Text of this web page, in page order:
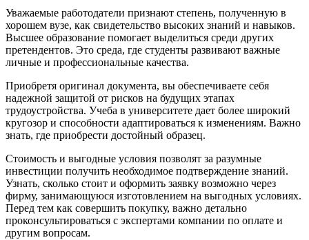
Уважаемые работодатели признают степень, полученную в
хорошем вузе, как свидетельство высоких знаний и навыков.
Высшее образование помогает выделиться среди других
претендентов. Это среда, где студенты развивают важные
личные и профессиональные качества.
Приобретя оригинал документа, вы обеспечиваете себя
надежной защитой от рисков на будущих этапах
трудоустройства. Учеба в университете дает более широкий
кругозор и способности адаптироваться к изменениям. Важно
знать, где приобрести достойный образец.
Стоимость и выгодные условия позволят за разумные
инвестиции получить необходимое подтверждение знаний.
Узнать, сколько стоит и оформить заявку возможно через
фирму, занимающуюся изготовлением на выгодных условиях.
Перед тем как совершить покупку, важно детально
проконсультироваться с экспертами компании по оплате и
другим вопросам.